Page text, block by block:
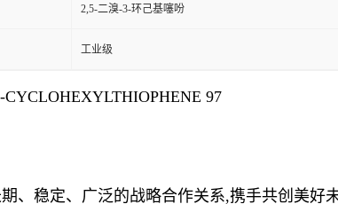
2,5-二溴-3-环己基噻吩
工业级
97
、稳定、广泛的战略合作关系,携手共创美好